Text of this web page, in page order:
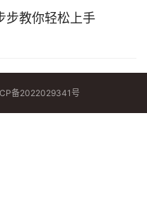
步教你轻松上手
备2022029341号